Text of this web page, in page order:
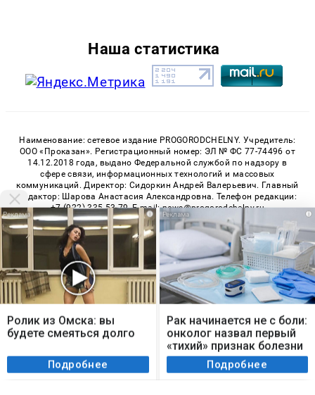
Наша статистика
Наименование: сетевое издание PROGORODCHELNY. Учредитель:
ООО «Проказан». Регистрационный номер: ЭЛ № ФС 77-74496 от
14.12.2018 года, выдано Федеральной службой по надзору в
сфере связи, информационных технологий и массовых
коммуникаций. Директор: Сидоркин Андрей Валерьевич. Главный
редактор: Шарова Анастасия Александровна. Телефон редакции:
+7 (922) 335-53-79, E-mail: news@progorodchelny.ru
«На информационном ресурсе применяются рекомендательные
технологии (информационные технологии предоставления
информации на основе сбора, систематизации и анализа
сведений, относящихся к предпочтениям пользователей сети
«Интернет», находящихся на территории Российской
Федерации)». Правила применения рекомендательных
технологий в виджетах рекламно-обменной сети«СМИ2» (PDF),
© 2026 «PROGorodChelny» | Все права защищены
Возрастная категория сайта 16+
Мы используем cookie. Во время посещения сайта
вы соглашаетесь с тем, что мы обрабатываем
ваши персональные данные с использованием
метрик Яндекс Метрика, top.mail.ru, LiveInternet.
Я согласен
i
Ролик из Омска: вы
будете смеяться долго
Подробнее
i
Рак начинается не с боли:
онколог назвал первый
«тихий» признак болезни
Подробнее